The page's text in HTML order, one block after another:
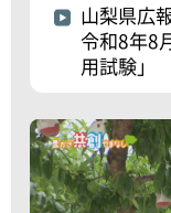
山梨県広
令和8年8
用試験」